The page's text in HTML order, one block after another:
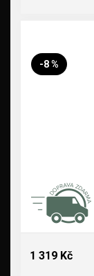
-8 %
1 319 Kč